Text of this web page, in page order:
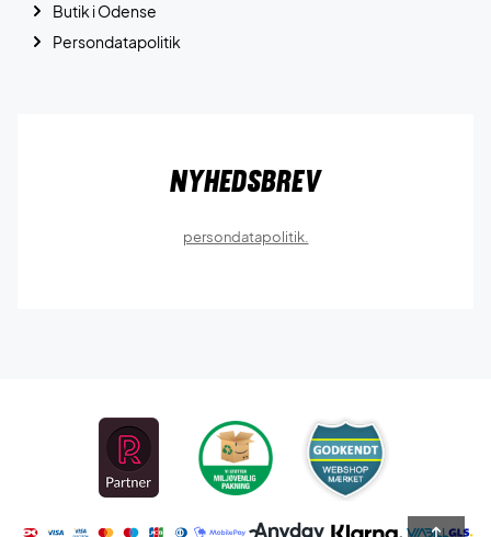
Butik i Odense
Persondatapolitik
Nyhedsbrev
persondatapolitik.